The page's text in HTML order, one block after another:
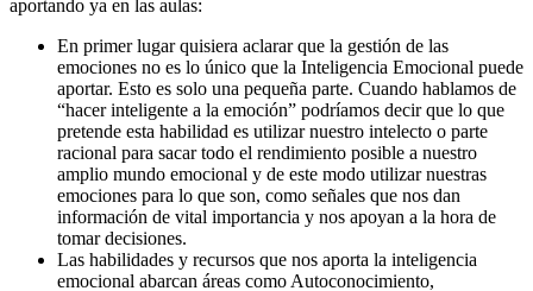
aportando ya en las aulas:
En primer lugar quisiera aclarar que la gestión de las
emociones no es lo único que la Inteligencia Emocional puede
aportar. Esto es solo una pequeña parte. Cuando hablamos de
“hacer inteligente a la emoción” podríamos decir que lo que
pretende esta habilidad es utilizar nuestro intelecto o parte
racional para sacar todo el rendimiento posible a nuestro
amplio mundo emocional y de este modo utilizar nuestras
emociones para lo que son, como señales que nos dan
información de vital importancia y nos apoyan a la hora de
tomar decisiones.
Las habilidades y recursos que nos aporta la inteligencia
emocional abarcan áreas como Autoconocimiento,